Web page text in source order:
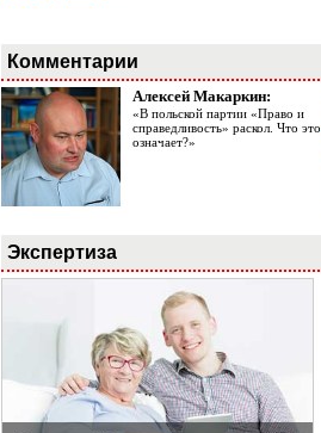
Комментарии
Алексей Макаркин:
«В польской партии «Право и
справедливость» раскол. Что это
означает?»
Экспертиза